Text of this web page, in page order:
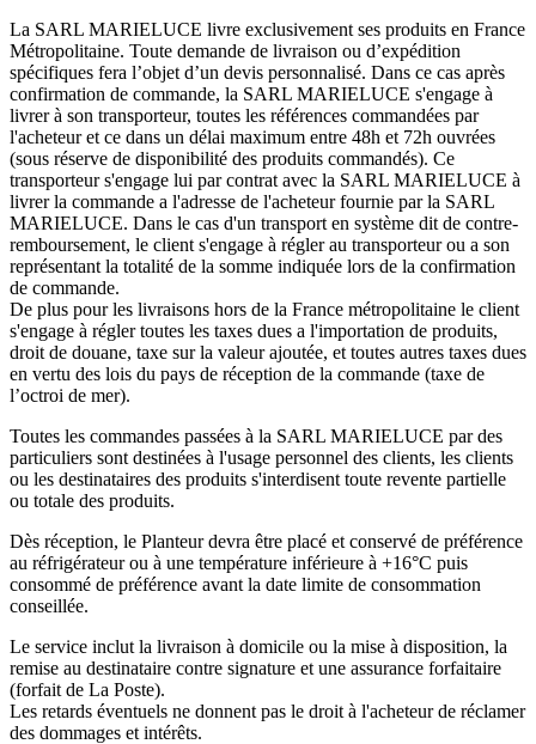
La SARL MARIELUCE livre exclusivement ses produits en France
Métropolitaine. Toute demande de livraison ou d’expédition
spécifiques fera l’objet d’un devis personnalisé. Dans ce cas après
confirmation de commande, la SARL MARIELUCE s'engage à
livrer à son transporteur, toutes les références commandées par
l'acheteur et ce dans un délai maximum entre 48h et 72h ouvrées
(sous réserve de disponibilité des produits commandés). Ce
transporteur s'engage lui par contrat avec la SARL MARIELUCE à
livrer la commande a l'adresse de l'acheteur fournie par la SARL
MARIELUCE. Dans le cas d'un transport en système dit de contre-
remboursement, le client s'engage à régler au transporteur ou a son
représentant la totalité de la somme indiquée lors de la confirmation
de commande.
De plus pour les livraisons hors de la France métropolitaine le client
s'engage à régler toutes les taxes dues a l'importation de produits,
droit de douane, taxe sur la valeur ajoutée, et toutes autres taxes dues
en vertu des lois du pays de réception de la commande (taxe de
l’octroi de mer).
Toutes les commandes passées à la SARL MARIELUCE par des
particuliers sont destinées à l'usage personnel des clients, les clients
ou les destinataires des produits s'interdisent toute revente partielle
ou totale des produits.
Dès réception, le Planteur devra être placé et conservé de préférence
au réfrigérateur ou à une température inférieure à +16°C puis
consommé de préférence avant la date limite de consommation
conseillée.
Le service inclut la livraison à domicile ou la mise à disposition, la
remise au destinataire contre signature et une assurance forfaitaire
(forfait de La Poste).
Les retards éventuels ne donnent pas le droit à l'acheteur de réclamer
des dommages et intérêts.